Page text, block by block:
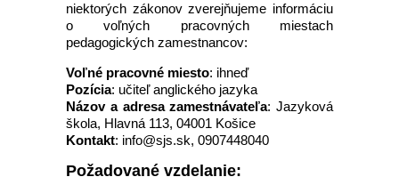
niektorých zákonov zverejňujeme informáciu
o voľných pracovných miestach
pedagogických zamestnancov:
Voľné pracovné miesto: ihneď
Pozícia: učiteľ anglického jazyka
Názov a adresa zamestnávateľa: Jazyková
škola, Hlavná 113, 04001 Košice
Kontakt: info@sjs.sk, 0907448040
Požadované vzdelanie: